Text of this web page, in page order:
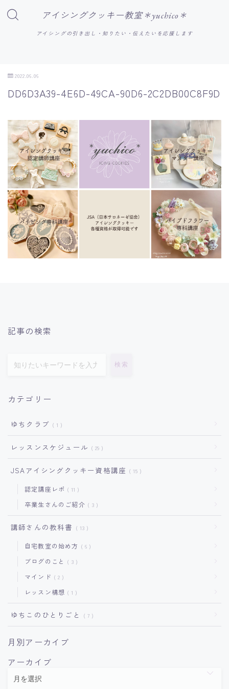
アイシングクッキー教室＊yuchico＊
アイシングの引き出し・知りたい・伝えたいを応援します
2022.06.06
DD6D3A39-4E6D-49CA-90D6-2C2DB00C8F9D
記事の検索
検索
カテゴリー
ゆちクラブ 1
レッスンスケジュール 29
JSAアイシングクッキー資格講座 15
認定講座レポ 11
卒業生さんのご紹介 3
講師さんの教科書 13
自宅教室の始め方 6
ブログのこと 3
マインド 2
レッスン構想 1
ゆちこのひとりごと 7
月別アーカイブ
アーカイブ